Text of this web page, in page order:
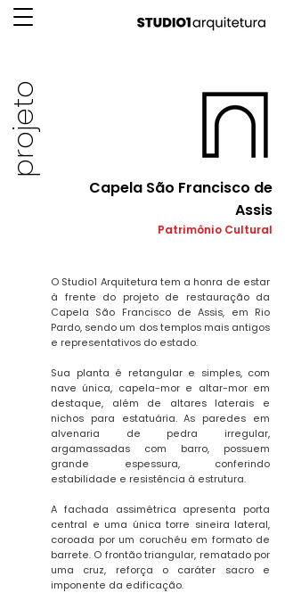
Capela São Francisco de
Assis
Patrimônio Cultural
projeto
O Studio1 Arquitetura tem a honra de estar
à frente do projeto de restauração da
Capela São Francisco de Assis, em Rio
Pardo, sendo um dos templos mais antigos
e representativos do estado.
Sua planta é retangular e simples, com
nave única, capela-mor e altar-mor em
destaque, além de altares laterais e
nichos para estatuária. As paredes em
alvenaria de pedra irregular,
argamassadas com barro, possuem
grande espessura, conferindo
estabilidade e resistência à estrutura.
A fachada assimétrica apresenta porta
central e uma única torre sineira lateral,
coroada por um coruchéu em formato de
barrete. O frontão triangular, rematado por
uma cruz, reforça o caráter sacro e
imponente da edificação.